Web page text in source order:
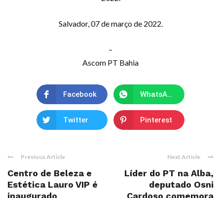
Salvador, 07 de março de 2022.
–
Ascom PT Bahia
Facebook WhatsApp
Twitter Pinterest
Previous Article
Centro de Beleza e
Estética Lauro VIP é
inaugurado
Next Article
Líder do PT na Alba,
deputado Osni
Cardoso comemora